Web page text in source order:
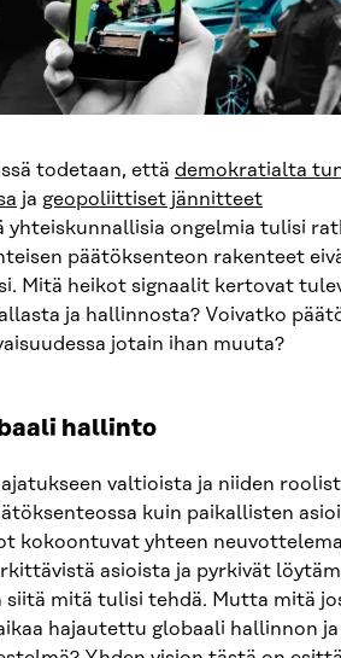
todetaan, että demokratialta
ja geopoliittiset jännitteet
yhteiskunnallisia ongelmia tulisi
päätöksenteon rakenteet
Mitä heikot signaalit kertovat
ja hallinnosta? Voivatko
jotain ihan muuta?
hallinto
valtioista ja niiden
kuin paikallisten
kokoontuvat yhteen
asioista ja pyrkivät
siitä mitä tulisi tehdä. Mutta mitä
hajautettu globaali hallinnon ja